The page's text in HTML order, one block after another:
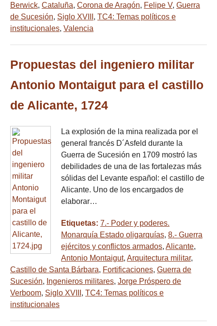
Berwick, Cataluña, Corona de Aragón, Felipe V, Guerra
de Sucesión, Siglo XVIII , TC4: Temas políticos e
institucionales, Valencia
Propuestas del ingeniero militar
Antonio Montaigut para el castillo
de Alicante, 1724
La explosión de la mina realizada por el
general francés D´Asfeld durante la
Guerra de Sucesión en 1709 mostró las
debilidades de una de las fortalezas más
sólidas del Levante español: el castillo de
Alicante. Uno de los encargados de
elaborar…
Etiquetas: 7.- Poder y poderes.
Monarquía Estado oligarquías, 8.- Guerra
ejércitos y conflictos armados, Alicante,
Antonio Montaigut, Arquitectura militar,
Castillo de Santa Bárbara, Fortificaciones, Guerra de
Sucesión, Ingenieros militares, Jorge Próspero de
Verboom, Siglo XVIII , TC4: Temas políticos e
institucionales